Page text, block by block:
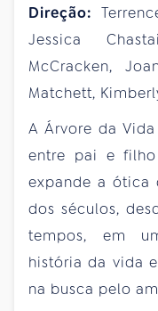
Direção:
Jessica
McCracken,
Matchett,
A Árvore da
entre pai e
expande a ótica
dos séculos,
tempos, em
história da vida
na busca pelo